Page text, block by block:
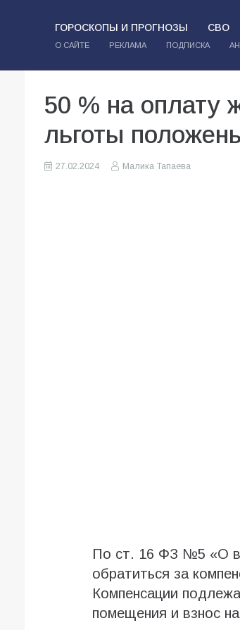
ГОРОСКОПЫ И ПРОГНОЗЫ СВО
О САЙТЕ РЕКЛАМА ПОДПИСКА
50 % на оплату
льготы
27.02.2024 Малика Тапаева
По ст. 16 ФЗ №5 «О
обратиться за
Компенсации
помещения и взнос